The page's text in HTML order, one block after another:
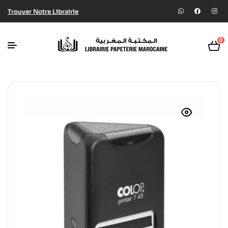
Trouver Notre Librairie
0